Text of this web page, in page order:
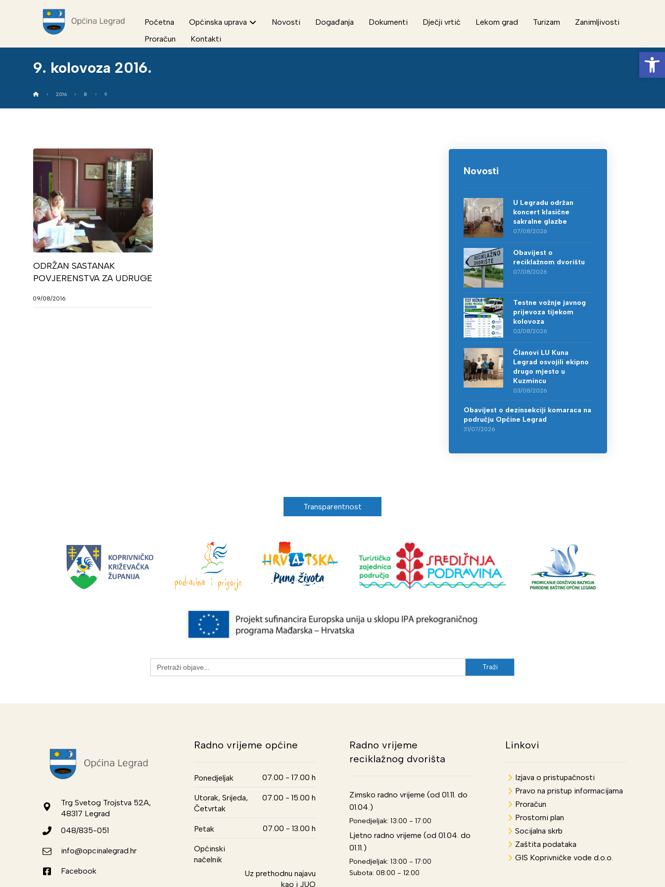
Početna Općinska uprava Novosti Događanja Dokumenti Dječji vrtić Lekom grad Turizam
Zanimljivosti
Proračun
Kontakti
9. kolovoza 2016.
2016 8 9
ODRŽAN SASTANAK
POVJERENSTVA ZA UDRUGE
09/08/2016
Novosti
U Legradu održan
koncert klasične
sakralne glazbe
07/08/2026
Obavijest o
reciklažnom dvorištu
07/08/2026
Testne vožnje javnog
prijevoza tijekom
kolovoza
03/08/2026
Članovi LU Kuna
Legrad osvojili ekipno
drugo mjesto u
Kuzmincu
03/08/2026
Obavijest o dezinsekciji komaraca na
području Općine Legrad
31/07/2026
Transparentnost
Search
for:
Trg Svetog Trojstva 52A,
48317 Legrad
048/835-051
info@opcinalegrad.hr
Facebook
Radno vrijeme općine
Ponedjeljak 07.00 - 17.00 h
Utorak, Srijeda,
Četvrtak
07.00 - 15.00 h
Petak 07.00 - 13.00 h
Općinski
načelnik
Uz prethodnu najavu
kao i JUO
Radno vrijeme
reciklažnog dvorišta
Zimsko radno vrijeme (od 01.11. do
01.04.)
Ponedjeljak: 13:00 - 17:00
Ljetno radno vrijeme (od 01.04. do
01.11.)
Ponedjeljak: 13:00 - 17:00
Subota: 08:00 - 12:00
Linkovi
Izjava o pristupačnosti
Pravo na pristup informacijama
Proračun
Prostorni plan
Socijalna skrb
Zaštita podataka
GIS Koprivničke vode d.o.o.